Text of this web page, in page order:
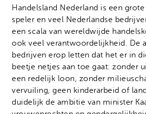
Handelsland Nederland is een
speler en veel Nederlandse
een scala van wereldwijde
ook veel verantwoordelijkheid. De
bedrijven erop letten dat het er in
beetje netjes aan toe gaat: zonder
een redelijk loon, zonder
vervuiling, geen kinderarbeid of
duidelijk de ambitie van minister